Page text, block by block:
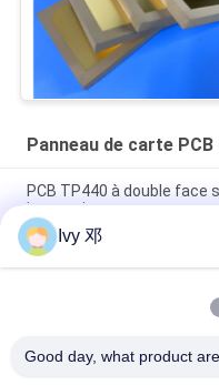
Panneau de carte
PCB TP440 à double face
immersion
PCB à haute fréquence à
d'argent lamellé à
PCB WL-CT300 de 5 mil
Ivy 邓
Good day, what product